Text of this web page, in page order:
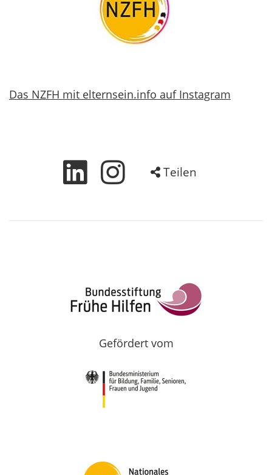
Das NZFH mit elternsein.info auf Instagram
Teilen
Gefördert vom